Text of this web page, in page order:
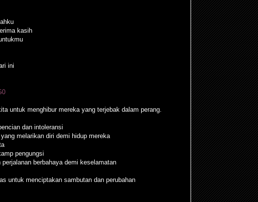
kasih
ini
untuk menghibur mereka yang terjebak dalam perang.
dan intoleransi
melarikan diri demi hidup mereka
pengungsi
berbahaya demi keselamatan
untuk menciptakan sambutan dan perubahan